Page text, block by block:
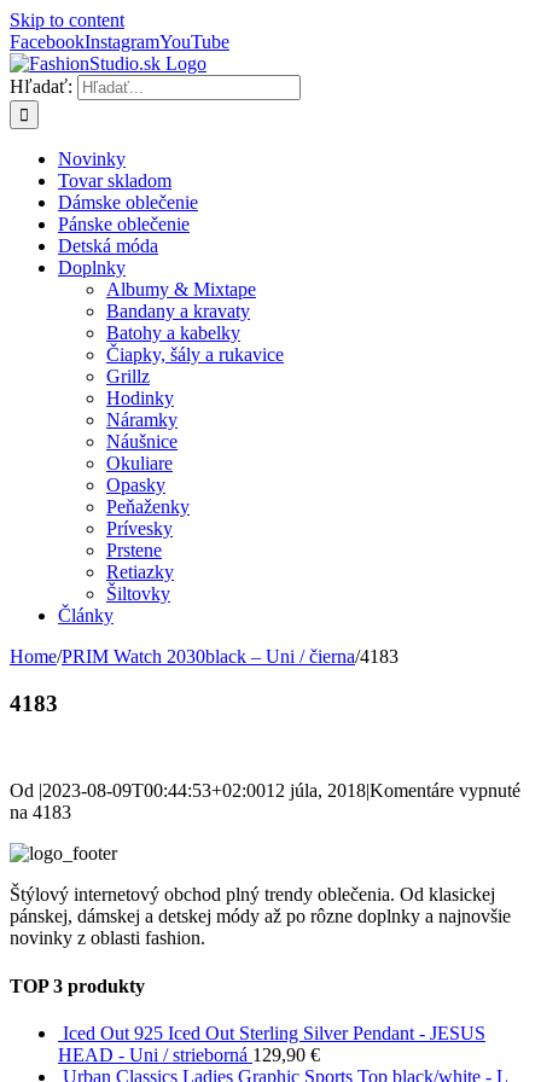
Skip to content
FacebookInstagramYouTube
Hľadať:
Novinky
Tovar skladom
Dámske oblečenie
Pánske oblečenie
Detská móda
Doplnky
Albumy & Mixtape
Bandany a kravaty
Batohy a kabelky
Čiapky, šály a rukavice
Grillz
Hodinky
Náramky
Náušnice
Okuliare
Opasky
Peňaženky
Prívesky
Prstene
Retiazky
Šiltovky
Články
Home/PRIM Watch 2030black – Uni / čierna/4183
4183
Od |2023-08-09T00:44:53+02:0012 júla, 2018|Komentáre vypnuté
na 4183
Štýlový internetový obchod plný trendy oblečenia. Od klasickej
pánskej, dámskej a detskej módy až po rôzne doplnky a najnovšie
novinky z oblasti fashion.
TOP 3 produkty
Iced Out 925 Iced Out Sterling Silver Pendant - JESUS
HEAD - Uni / strieborná 129,90 €
Urban Classics Ladies Graphic Sports Top black/white - L